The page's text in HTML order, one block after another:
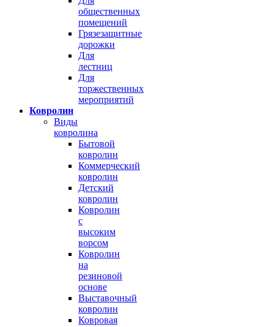
общественных
помещений
Грязезащитные
дорожки
Для
лестниц
Для
торжественных
мероприятий
Ковролин
Виды
ковролина
Бытовой
ковролин
Коммерческий
ковролин
Детский
ковролин
Ковролин
с
высоким
ворсом
Ковролин
на
резиновой
основе
Выставочный
ковролин
Ковровая